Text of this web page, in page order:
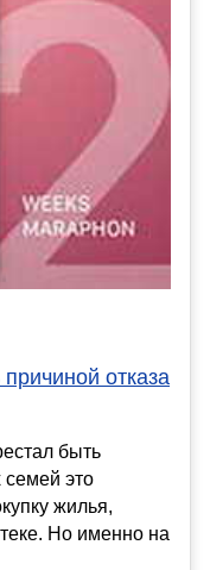
отказа
быть
семей это
жилья,
Но именно на